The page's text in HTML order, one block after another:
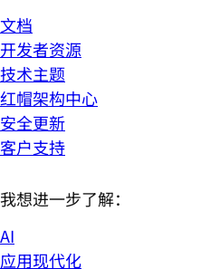
文档
开发者资源
技术主题
红帽架构中心
安全更新
客户支持
我想进一步了解：
AI
应用现代化